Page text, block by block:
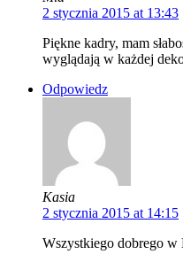
2 stycznia 2015 at 13:43
Piękne kadry, mam
wyglądają w każdej
Odpowiedz
Kasia
2 stycznia 2015 at 14:15
Wszystkiego dobrego